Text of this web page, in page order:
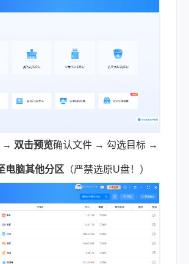
→ 双击预览确认文件 → 勾选目标 →
电脑其他分区 （严禁选原U盘！）